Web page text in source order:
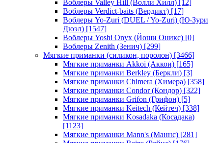
Воблеры Valley Hill (Волли Хилл) [12]
Воблеры Verdict-baits (Вердикт) [17]
Воблеры Yo-Zuri (DUEL / Yo-Zuri) (Ю-Зури
Дюэл) [1547]
Воблеры Yoshi Onyx (Йоши Оникс) [0]
Воблеры Zenith (Зенич) [299]
Мягкие приманки (силикон, поролон) [3466]
Мягкие приманки Akkoi (Аккои) [165]
Мягкие приманки Berkley (Беркли) [3]
Мягкие приманки Chimera (Химера) [358]
Мягкие приманки Condor (Кондор) [322]
Мягкие приманки Grifon (Грифон) [5]
Мягкие приманки Keitech (Кейтеч) [338]
Мягкие приманки Kosadaka (Косадака)
[1123]
Мягкие приманки Mann's (Маннс) [281]